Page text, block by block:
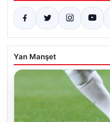
Yan Manşet